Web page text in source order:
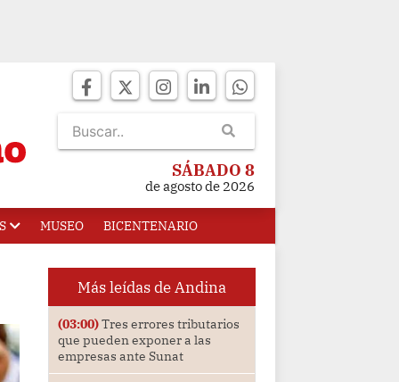
SÁBADO 8
de agosto de 2026
MUSEO BICENTENARIO
Más leídas de Andina
(03:00)Tres errores tributarios
que pueden exponer a las
empresas ante Sunat